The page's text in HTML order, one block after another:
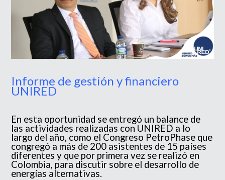
Informe de gestión y financiero
UNIRED
En esta oportunidad se entregó un balance de
las actividades realizadas con UNIRED a lo
largo del año, como el Congreso PetroPhase que
congregó a más de 200 asistentes de 15 países
diferentes y que por primera vez se realizó en
Colombia, para discutir sobre el desarrollo de
energías alternativas.